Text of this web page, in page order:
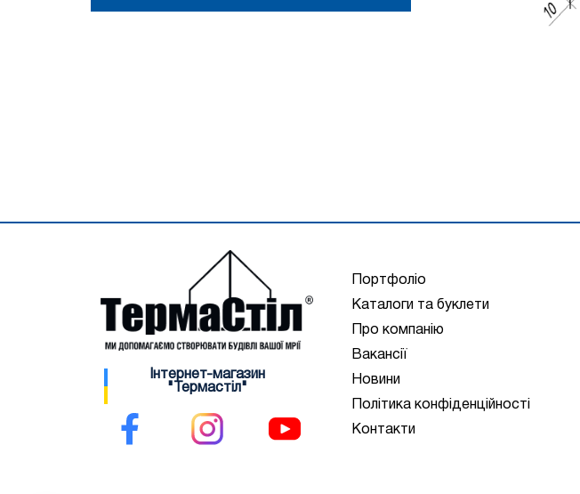
Інтернет-магазин
"Термастіл"
Портфоліо
Каталоги та буклети
Про компанію
Вакансії
Новини
Політика конфіденційності
Контакти